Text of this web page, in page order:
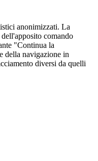
anonimizzati. La
comando
"Continua la
della navigazione in
diversi da quelli